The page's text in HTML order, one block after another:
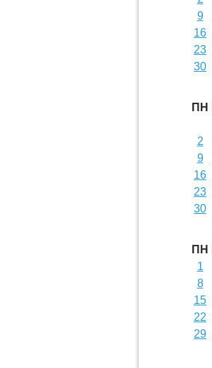
9
16
23
30
ПН
2
9
16
23
30
ПН
1
8
15
22
29